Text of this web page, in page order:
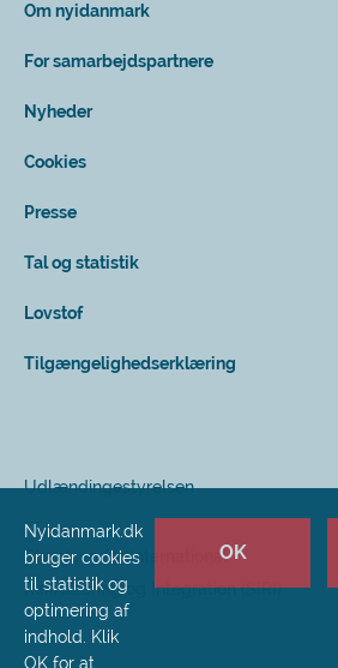
Om nyidanmark
For samarbejdspartnere
Nyheder
Cookies
Presse
Tal og statistik
Lovstof
Tilgængelighedserklæring
Udlændingestyrelsen
Styrelsen for International
Rekruttering og Integration (SIRI)
Nyidanmark.dk
bruger cookies
til statistik og
optimering af
indhold. Klik
OK for at
OK